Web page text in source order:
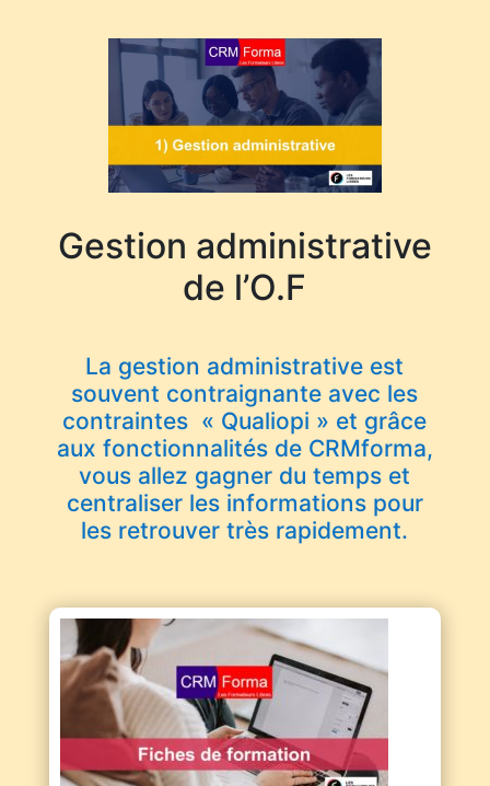
Gestion administrative
de l’O.F
La gestion administrative est
souvent contraignante avec les
contraintes « Qualiopi » et grâce
aux fonctionnalités de CRMforma,
vous allez gagner du temps et
centraliser les informations pour
les retrouver très rapidement.